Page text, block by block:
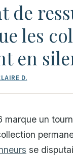
de
les
en
D.
marque un
se